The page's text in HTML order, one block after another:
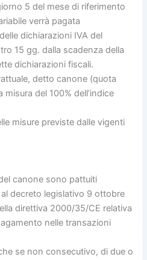
5 del mese di riferimento
verrà pagata
dichiarazioni IVA del
15 gg. dalla scadenza della
dichiarazioni fiscali.
detto canone (quota
del 100% dell’indice
misure previste dalle vigenti
canone sono pattuiti
decreto legislativo 9 ottobre
direttiva 2000/35/CE relativa
nelle transazioni
se non consecutivo, di due o